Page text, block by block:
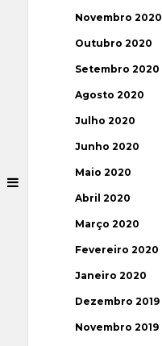
Novembro 2020
Outubro 2020
Setembro 2020
Agosto 2020
Julho 2020
Junho 2020
Maio 2020
Abril 2020
Março 2020
Fevereiro 2020
Janeiro 2020
Dezembro 2019
Novembro 2019